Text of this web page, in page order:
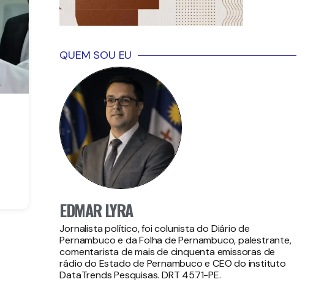
QUEM SOU EU
EDMAR LYRA
Jornalista político, foi colunista do Diário de
Pernambuco e da Folha de Pernambuco, palestrante,
comentarista de mais de cinquenta emissoras de
rádio do Estado de Pernambuco e CEO do instituto
DataTrends Pesquisas. DRT 4571-PE.